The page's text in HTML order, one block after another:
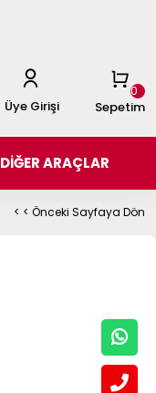
Sepetim
0
Üye Girişi
DİĞER ARAÇLAR
< < Önceki Sayfaya Dön